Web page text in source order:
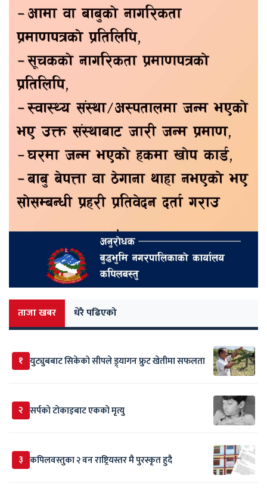
ताजा खबर धेरै पढिएको
१ युट्युबबाट सिकेको सीपले ड्र्यागन फ्रुट खेतीमा सफलता
२ सर्पकाे टाेकाइबाट एकको मृत्यु
३ कपिलवस्तुका २ वन राष्ट्रियस्तर मै पुरस्कृत हुदै